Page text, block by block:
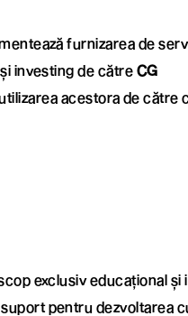
furnizarea de
investing de către CG
acestora de către
exclusiv educațional și
pentru dezvoltarea